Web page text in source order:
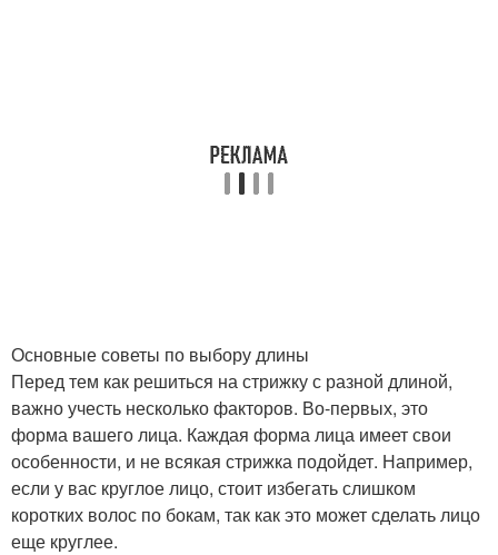
Основные советы по выбору длины
Перед тем как решиться на стрижку с разной длиной,
важно учесть несколько факторов. Во-первых, это
форма вашего лица. Каждая форма лица имеет свои
особенности, и не всякая стрижка подойдет. Например,
если у вас круглое лицо, стоит избегать слишком
коротких волос по бокам, так как это может сделать лицо
еще круглее.